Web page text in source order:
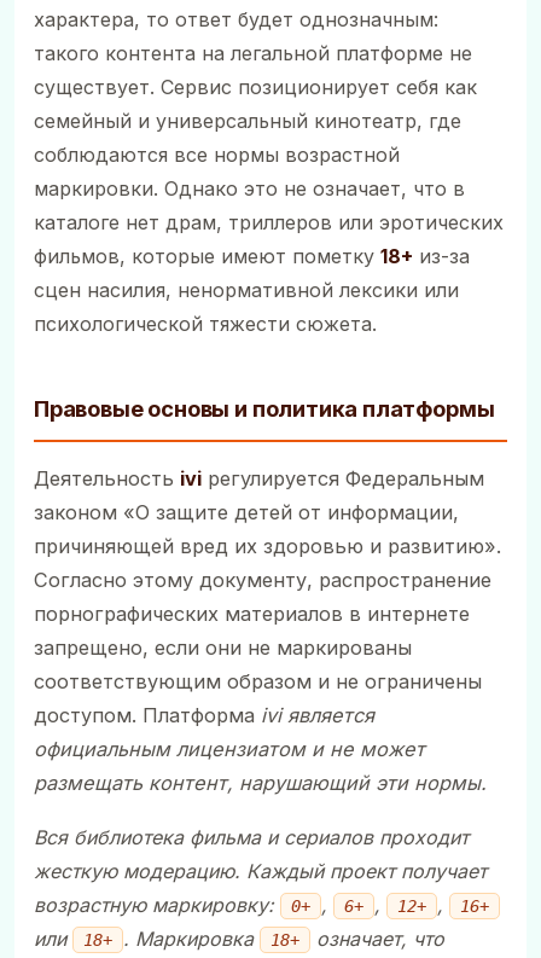
характера, то ответ будет однозначным:
такого контента на легальной платформе не
существует. Сервис позиционирует себя как
семейный и универсальный кинотеатр, где
соблюдаются все нормы возрастной
маркировки. Однако это не означает, что в
каталоге нет драм, триллеров или эротических
фильмов, которые имеют пометку 18+ из-за
сцен насилия, ненормативной лексики или
психологической тяжести сюжета.
Правовые основы и политика платформы
Деятельность ivi регулируется Федеральным
законом «О защите детей от информации,
причиняющей вред их здоровью и развитию».
Согласно этому документу, распространение
порнографических материалов в интернете
запрещено, если они не маркированы
соответствующим образом и не ограничены
доступом. Платформа ivi является
официальным лицензиатом и не может
размещать контент, нарушающий эти нормы.
Вся библиотека фильма и сериалов проходит
жесткую модерацию. Каждый проект получает
возрастную маркировку:
0+ , 6+ , 12+ , 16+
или 18+ . Маркировка 18+
означает, что